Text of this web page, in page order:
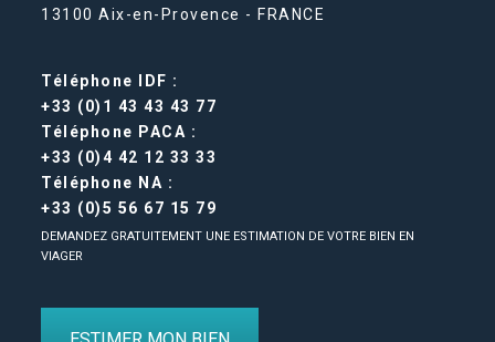
13100 Aix-en-Provence - FRANCE
Téléphone IDF :
+33 (0)1 43 43 43 77
Téléphone PACA :
+33 (0)4 42 12 33 33
Téléphone NA :
+33 (0)5 56 67 15 79
DEMANDEZ GRATUITEMENT UNE ESTIMATION DE VOTRE BIEN EN
VIAGER